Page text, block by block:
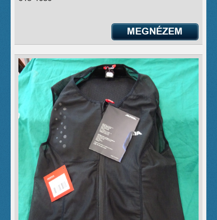
MEGNÉZEM